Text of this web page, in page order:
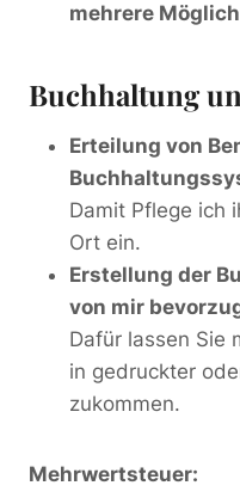
mehrere
Buchhaltung
Erteilung von
Damit Pflege ich
Ort ein.
Erstellung der
von mir
Dafür lassen Sie
in gedruckter
zukommen.
Mehrwertsteuer: